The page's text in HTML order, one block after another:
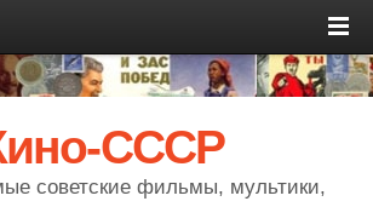
СССР
советские фильмы, мультики,